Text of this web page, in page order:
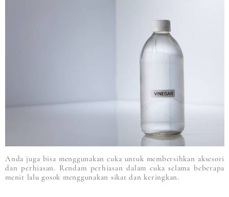
Anda juga bisa menggunakan cuka untuk membersihkan aksesori
dan perhiasan. Rendam perhiasan dalam cuka selama beberapa
menit lalu gosok menggunakan sikat dan keringkan.